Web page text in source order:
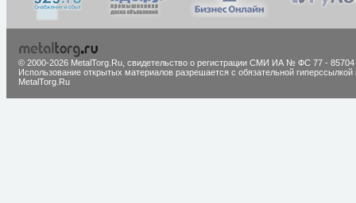
© 2000-2026 MetalTorg.Ru, cвидетельство о регистрации СМИ ИА № ФС 77 - 85704
Использование открытых материалов разрешается с обязательной гиперссылкой
MetalTorg.Ru